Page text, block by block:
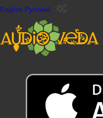
English Русский